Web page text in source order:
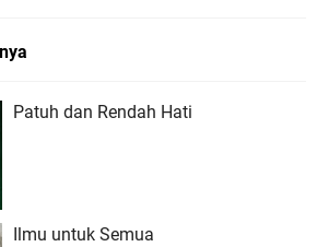
Patuh dan Rendah Hati
Ilmu untuk Semua